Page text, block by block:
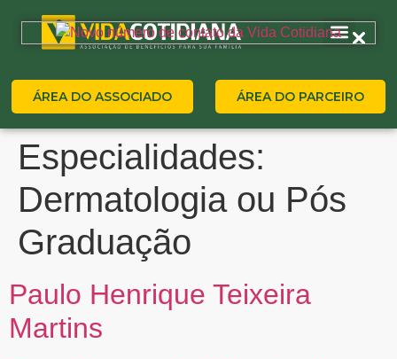
ÁREA DO ASSOCIADO ÁREA DO PARCEIRO
Especialidades:
Dermatologia ou Pós
Graduação
Paulo Henrique Teixeira
Martins